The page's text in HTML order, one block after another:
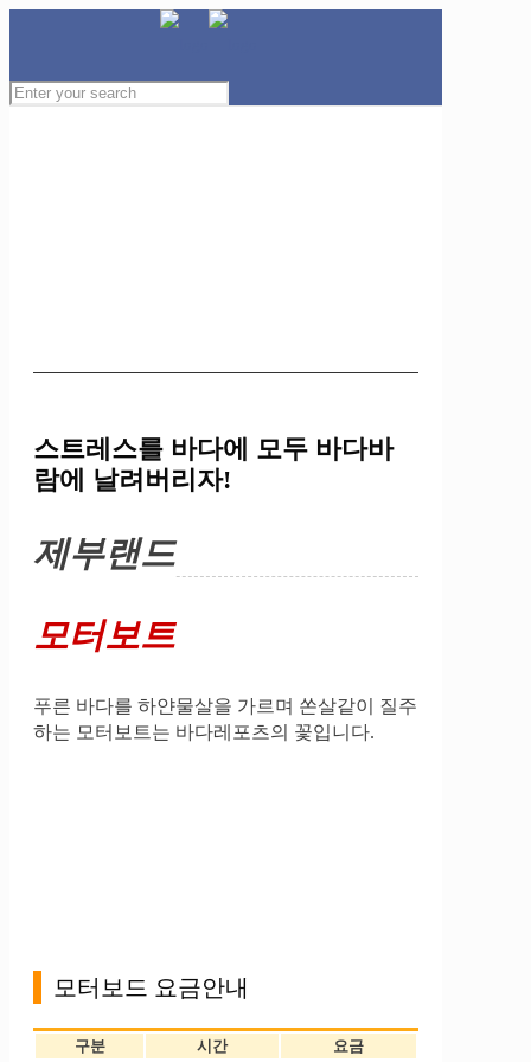
스트레스를 바다에 모두 바다바
람에 날려버리자!
제부랜드
모터보트
푸른 바다를 하얀물살을 가르며 쏜살같이 질주
하는 모터보트는 바다레포츠의 꽃입니다.
모터보드 요금안내
구분 시간 요금